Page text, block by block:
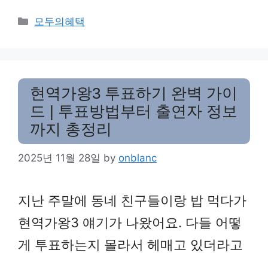
Categories
모두의혜택
현역가왕3 투표하기 완벽 가이
드 | 투표방법부터 출연자 정보
까지 총정리
2025년 11월 28일 by onblanc
지난 주말에 동네 친구들이랑 밥 먹다가
현역가왕3 얘기가 나왔어요. 다들 어떻
게 투표하는지 몰라서 헤매고 있더라고